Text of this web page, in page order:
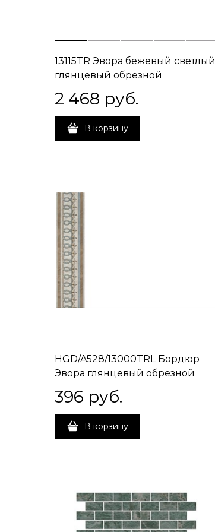
13115TR Эвора бежевый светлый
глянцевый обрезной
2 468 руб.
В корзину
HGD/A528/13000TRL Бордюр
Эвора глянцевый обрезной
396 руб.
В корзину